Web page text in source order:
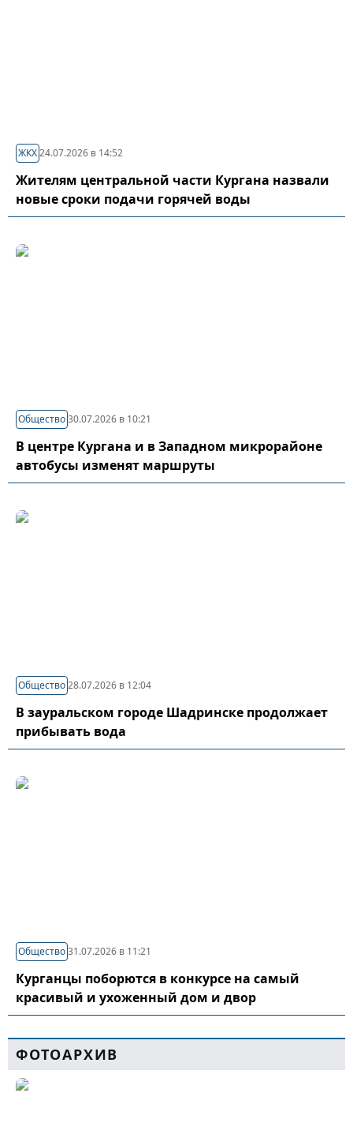
ЖКХ24.07.2026 в 14:52
Жителям центральной части Кургана назвали
новые сроки подачи горячей воды
Общество30.07.2026 в 10:21
В центре Кургана и в Западном микрорайоне
автобусы изменят маршруты
Общество28.07.2026 в 12:04
В зауральском городе Шадринске продолжает
прибывать вода
Общество31.07.2026 в 11:21
Курганцы поборются в конкурсе на самый
красивый и ухоженный дом и двор
ФОТОАРХИВ